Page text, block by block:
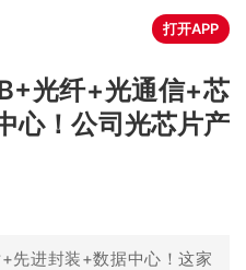
打开APP
光纤+光通信+芯
心！公司光芯片产
进封装+数据中心！这家